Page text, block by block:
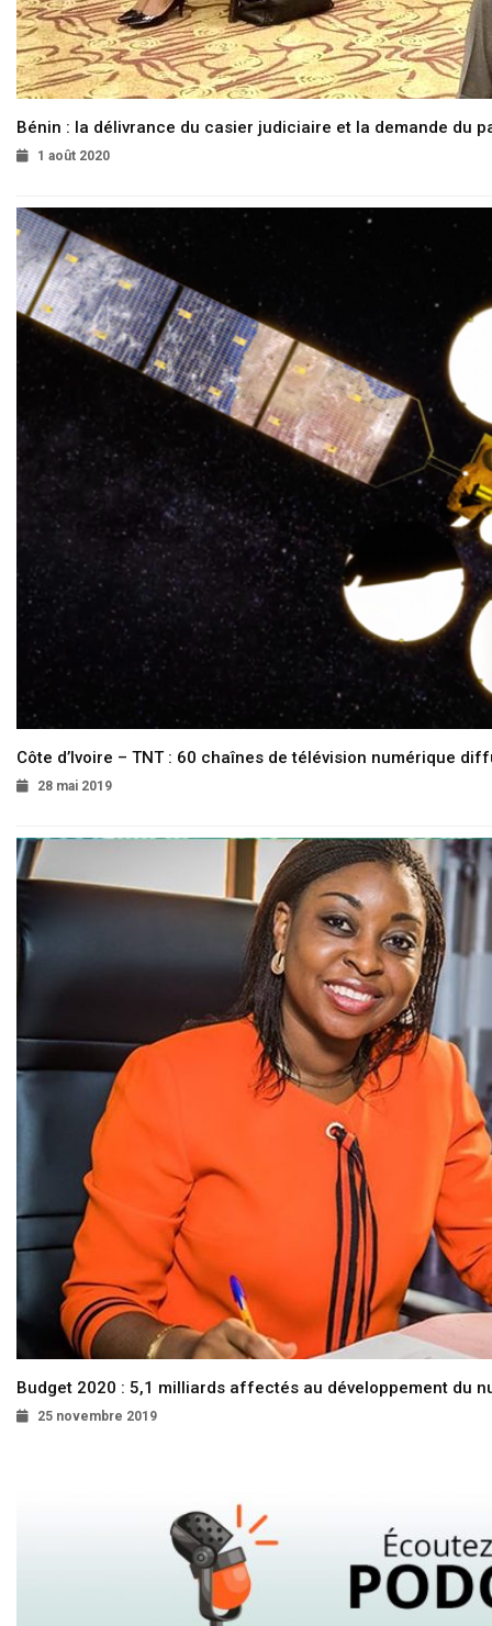
Bénin : la délivrance du casier judiciaire et la demande du
1 août 2020
Côte d’Ivoire – TNT : 60 chaînes de télévision numérique
28 mai 2019
Budget 2020 : 5,1 milliards affectés au développement du
25 novembre 2019